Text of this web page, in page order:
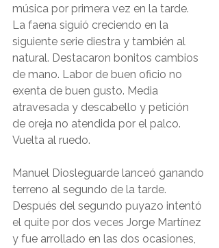
música por primera vez en la tarde.
La faena siguió creciendo en la
siguiente serie diestra y también al
natural. Destacaron bonitos cambios
de mano. Labor de buen oficio no
exenta de buen gusto. Media
atravesada y descabello y petición
de oreja no atendida por el palco.
Vuelta al ruedo.
Manuel Diosleguarde lanceó ganando
terreno al segundo de la tarde.
Después del segundo puyazo intentó
el quite por dos veces Jorge Martínez
y fue arrollado en las dos ocasiones,